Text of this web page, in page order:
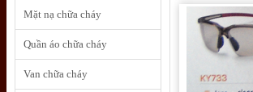
Mặt nạ chữa cháy
Quần áo chữa cháy
Van chữa cháy